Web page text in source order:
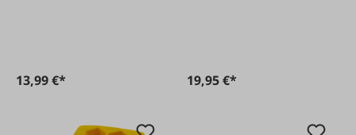
13,99 €* 19,95 €*